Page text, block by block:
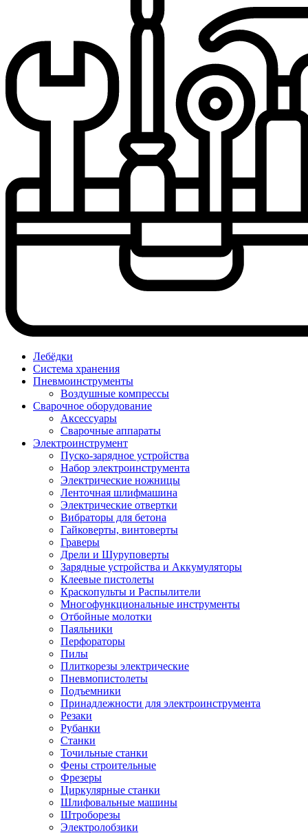
Лебёдки
Система хранения
Пневмоинструменты
Воздушные компрессы
Сварочное оборудование
Аксессуары
Сварочные аппараты
Электроинструмент
Пуско-зарядное устройства
Набор электроинструмента
Электрические ножницы
Ленточная шлифмашина
Электрические отвертки
Вибраторы для бетона
Гайковерты, винтоверты
Граверы
Дрели и Шуруповерты
Зарядные устройства и Аккумуляторы
Клеевые пистолеты
Краскопульты и Распылители
Многофункциональные инструменты
Отбойные молотки
Паяльники
Перфораторы
Пилы
Плиткорезы электрические
Пневмопистолеты
Подъемники
Принадлежности для электроинструмента
Резаки
Рубанки
Станки
Точильные станки
Фены строительные
Фрезеры
Циркулярные станки
Шлифовальные машины
Штроборезы
Электролобзики